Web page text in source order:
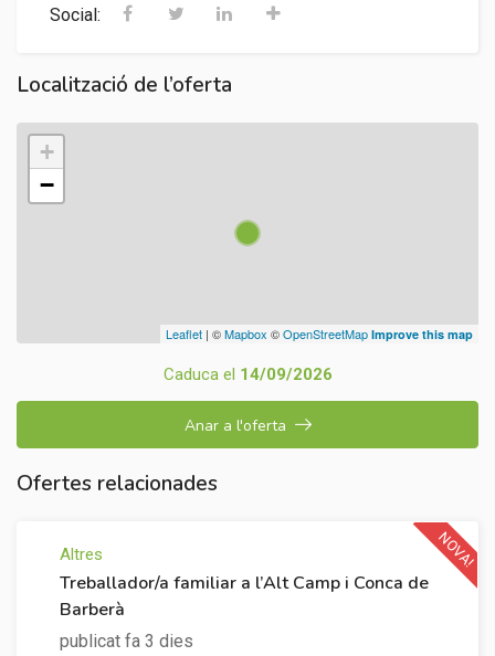
Social:
Localització de l’oferta
+
−
Leaflet | ©Mapbox ©OpenStreetMap Improve this map
Caduca el 14/09/2026
Anar a l'oferta
Ofertes relacionades
Altres
Treballador/a familiar a l’Alt Camp i Conca de
Barberà
publicat fa 3 dies
NOVA!